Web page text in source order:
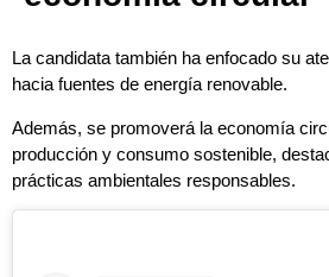
La candidata también ha enfocado su
hacia fuentes de energía renovable.
Además, se promoverá la economía
producción y consumo sostenible,
prácticas ambientales responsables.